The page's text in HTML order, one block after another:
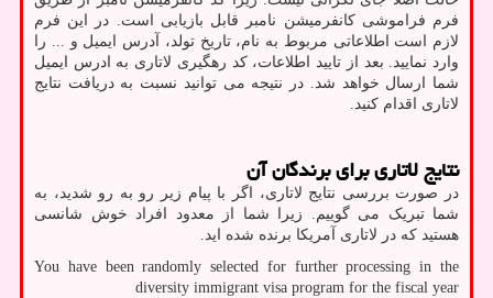
فرم فراموشی کانفرمیشن نامبر قابل بازیابی است. در این فرم
لازم است اطلاعاتی مربوط به نام، تاریخ تولد، آدرس ایمیل و ... را
وارد نمایید. بعد از تایید اطلاعات، کد رهگیری لاتاری به ادرس ایمیل
شما ارسال خواهد شد. در نتیجه می توانید نسبت به دریافت نتایج
لاتاری اقدام کنید.
نتایج لاتاری برای برندگان آن
در صورت بررسی نتایج لاتاری، اگر با پیام زیر رو به رو شدید، به
شما تبریک می گوییم. زیرا شما از معدود افراد خوش شانسی
هستید که در لاتاری آمریکا برنده شده اید.
You have been randomly selected for further processing in the
diversity immigrant visa program for the fiscal year